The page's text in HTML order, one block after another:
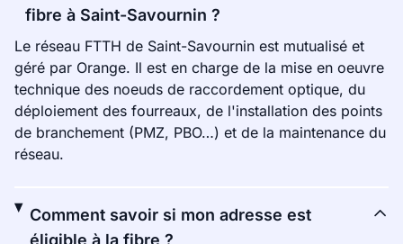
fibre à Saint-Savournin ?
Le réseau FTTH de Saint-Savournin est mutualisé et
géré par Orange. Il est en charge de la mise en oeuvre
technique des noeuds de raccordement optique, du
déploiement des fourreaux, de l'installation des points
de branchement (PMZ, PBO…) et de la maintenance du
réseau.
Comment savoir si mon adresse est
éligible à la fibre ?